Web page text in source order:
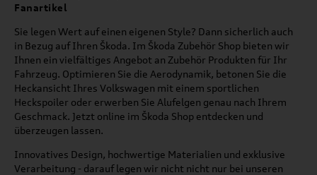
Fanartikel
Sie legen Wert auf einen eigenen Style? Dann sicherlich auch
in Bezug auf Ihren Škoda. Im Škoda Zubehör Shop bieten wir
Ihnen ein vielfältiges Angebot an Zubehör Produkten für Ihr
Fahrzeug. Optimieren Sie die Aerodynamik, betonen Sie die
Heckansicht Ihres Volkswagen mit einem sportlichen
Heckspoiler oder erwerben Sie Alufelgen genau nach Ihrem
Geschmack. Jetzt online im Škoda Shop entdecken und
überzeugen lassen.
Innovatives Design, hochwertige Materialien und exklusive
Verarbeitung - darauf legen wir nicht nicht nur bei unseren